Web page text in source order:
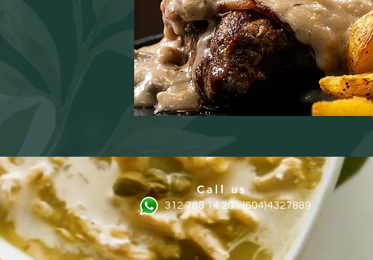
Call us
312 788 14 20 - (604)4327889